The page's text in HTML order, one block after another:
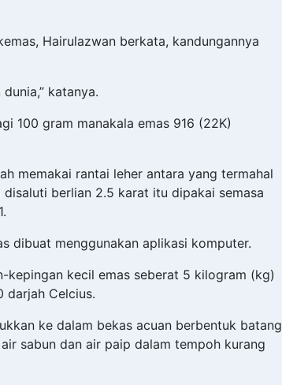
Hairulazwan berkata, kandungannya
katanya.
100 gram manakala emas 916 (22K)
memakai rantai leher antara yang termahal
berlian 2.5 karat itu dipakai semasa
dibuat menggunakan aplikasi komputer.
kepingan kecil emas seberat 5 kilogram (kg)
darjah Celcius.
ke dalam bekas acuan berbentuk batang
sabun dan air paip dalam tempoh kurang